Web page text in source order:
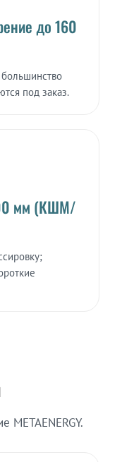
до 160
под заказ.
мм (КШМ/
METAENERGY.